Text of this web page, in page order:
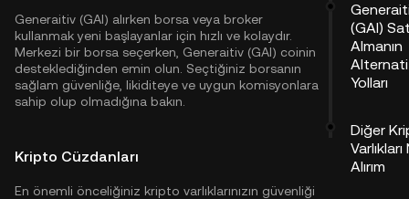
Generaitiv (GAI) alırken borsa veya broker
kullanmak yeni başlayanlar için hızlı ve kolaydır.
Merkezi bir borsa seçerken, Generaitiv (GAI) coinin
desteklediğinden emin olun. Seçtiğiniz borsanın
sağlam güvenliğe, likiditeye ve uygun komisyonlara
sahip olup olmadığına bakın.
Kripto Cüzdanları
En önemli önceliğiniz kripto varlıklarınızın güvenliği
(GAI)
Almanın
Yolları
Diğer
Varlıkları
Alırım